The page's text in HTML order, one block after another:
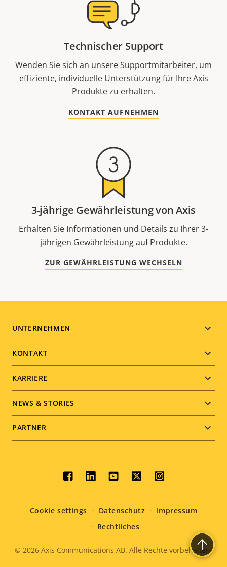
Technischer Support
Wenden Sie sich an unsere Supportmitarbeiter, um
effiziente, individuelle Unterstützung für Ihre Axis
Produkte zu erhalten.
KONTAKT AUFNEHMEN
3-jährige Gewährleistung von Axis
Erhalten Sie Informationen und Details zu Ihrer 3-
jährigen Gewährleistung auf Produkte.
ZUR GEWÄHRLEISTUNG WECHSELN
Footer
menu
UNTERNEHMEN
KONTAKT
KARRIERE
NEWS & STORIES
PARTNER
Social
menu
Legal
© 2026 Axis Communications AB. Alle Rechte vorbehalten.
Cookie settings Datenschutz
Impressum
Rechtliches